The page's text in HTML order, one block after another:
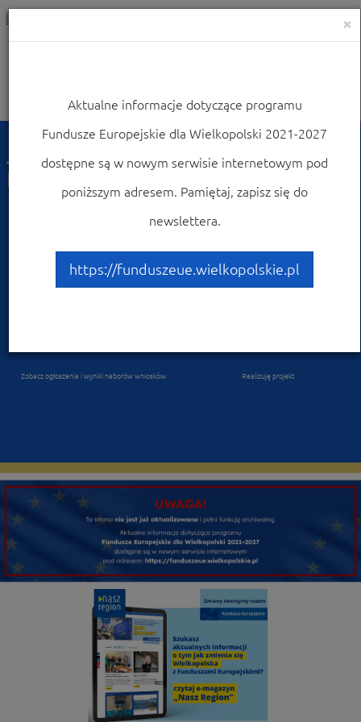
Nawigacja
Jak skorzystać z Funduszy
Europejskich?
Jak zacząć korzystać z Programu? Znajdź dofinansowanie
Zobacz ogłoszenia i wyniki naborów wniosków Realizuję projekt
×
Aktualne informacje dotyczące programu
Fundusze Europejskie dla Wielkopolski 2021-2027
dostępne są w nowym serwisie internetowym pod
poniższym adresem. Pamiętaj, zapisz się do
newslettera.
https://funduszeue.wielkopolskie.pl